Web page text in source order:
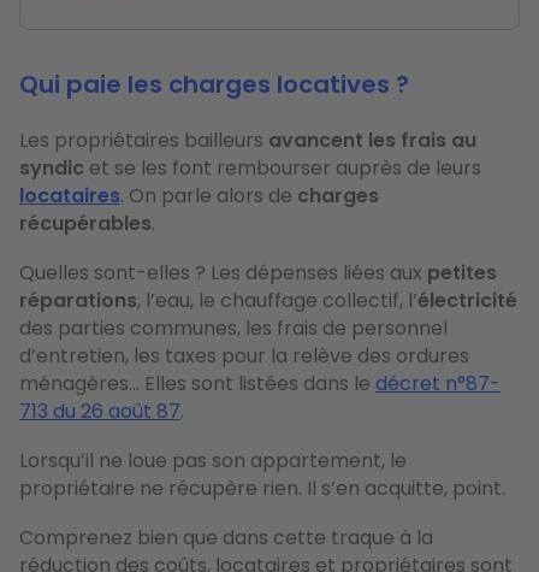
Qui paie les charges locatives ?
Les propriétaires bailleurs avancent les frais au
syndic et se les font rembourser auprès de leurs
locataires. On parle alors de charges
récupérables.
Quelles sont-elles ? Les dépenses liées aux petites
réparations, l’eau, le chauffage collectif, l’électricité
des parties communes, les frais de personnel
d’entretien, les taxes pour la relève des ordures
ménagères… Elles sont listées dans le décret n°87-
713 du 26 août 87.
Lorsqu’il ne loue pas son appartement, le
propriétaire ne récupère rien. Il s’en acquitte, point.
Comprenez bien que dans cette traque à la
réduction des coûts, locataires et propriétaires sont